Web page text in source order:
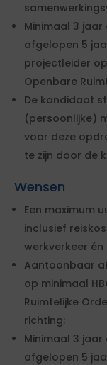
Minimaal 3
afgelopen 5
projectleider
Openbare
De kandidaat
(persoonlijke)
voor deze
te zijn door de
Wensen
Een maximum
inclusief
werkverkeer
Aantoonbaar
op minimaal
Ruimtelijke
richting;
Minimaal 3
afgelopen 5